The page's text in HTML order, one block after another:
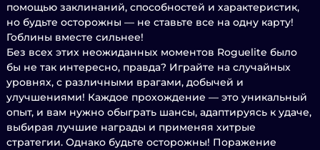
помощью заклинаний, способностей и характеристик,
но будьте осторожны — не ставьте все на одну карту!
Гоблины вместе сильнее!
Без всех этих неожиданных моментов Roguelite было
бы не так интересно, правда? Играйте на случайных
уровнях, с различными врагами, добычей и
улучшениями! Каждое прохождение — это уникальный
опыт, и вам нужно обыграть шансы, адаптируясь к удаче,
выбирая лучшие награды и применяя хитрые
стратегии. Однако будьте осторожны! Поражение